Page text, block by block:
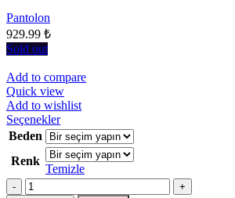
Pantolon
929.99 ₺
Sold out
Add to compare
Quick view
Add to wishlist
SeçeneklerBu
ürünün
birden
fazla
varyasyonu
Beden
Renk
Temizle
Miktar